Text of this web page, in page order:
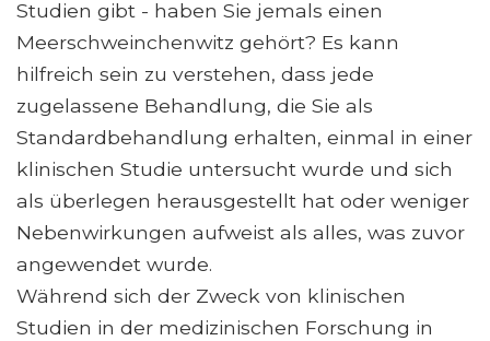
Studien gibt - haben Sie jemals einen
Meerschweinchenwitz gehört? Es kann
hilfreich sein zu verstehen, dass jede
zugelassene Behandlung, die Sie als
Standardbehandlung erhalten, einmal in einer
klinischen Studie untersucht wurde und sich
als überlegen herausgestellt hat oder weniger
Nebenwirkungen aufweist als alles, was zuvor
angewendet wurde.
Während sich der Zweck von klinischen
Studien in der medizinischen Forschung in